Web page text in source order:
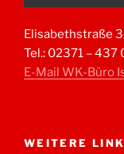
Elisabethstraße
Tel.: 02371 – 437
E-Mail WK-Büro
WEITERE